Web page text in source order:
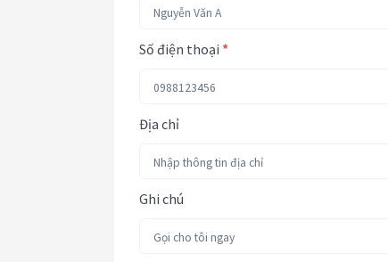
Số điện thoại *
Địa chỉ
Ghi chú